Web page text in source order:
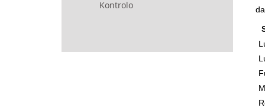
Kontrolo